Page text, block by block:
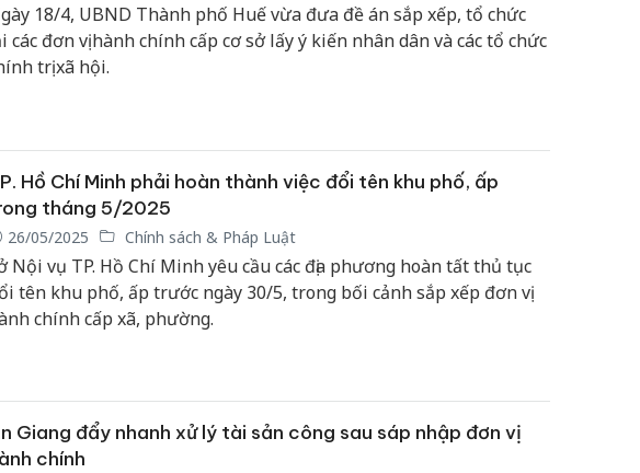
18/4, UBND Thành phố Huế vừa đưa đề án sắp xếp, tổ chức
các đơn vị hành chính cấp cơ sở lấy ý kiến nhân dân và các tổ chức
trị xã hội.
Hồ Chí Minh phải hoàn thành việc đổi tên khu phố, ấp
tháng 5/2025
26/05/2025 Chính sách & Pháp Luật
Nội vụ TP. Hồ Chí Minh yêu cầu các địa phương hoàn tất thủ tục
tên khu phố, ấp trước ngày 30/5, trong bối cảnh sắp xếp đơn vị
chính cấp xã, phường.
Giang đẩy nhanh xử lý tài sản công sau sáp nhập đơn vị
chính